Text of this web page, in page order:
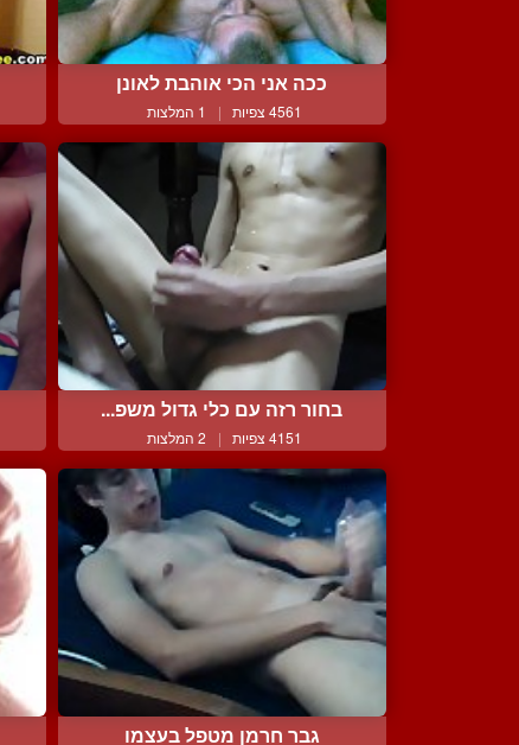
ככה אני הכי אוהבת לאונן
4561 צפיות | 1 המלצות
בחור רזה עם כלי גדול משפ...
4151 צפיות | 2 המלצות
גבר חרמן מטפל בעצמו